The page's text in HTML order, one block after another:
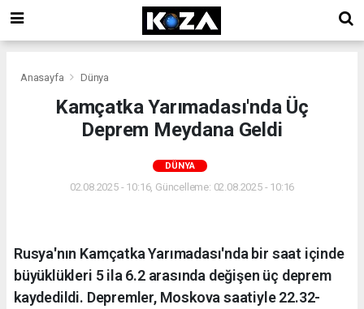
Anasayfa Dünya
Kamçatka Yarımadası'nda Üç
Deprem Meydana Geldi
DÜNYA
02.08.2025 - 10:16, Güncelleme: 02.08.2025 - 10:16
Rusya'nın Kamçatka Yarımadası'nda bir saat içinde
büyüklükleri 5 ila 6.2 arasında değişen üç deprem
kaydedildi. Depremler, Moskova saatiyle 22.32-